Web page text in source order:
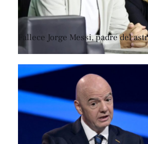
Fallece Jorge Messi, padre del